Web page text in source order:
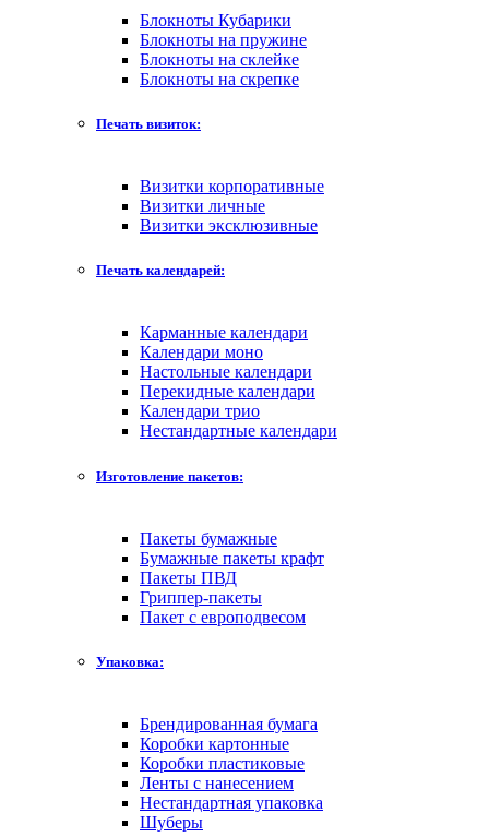
Блокноты Кубарики
Блокноты на пружине
Блокноты на склейке
Блокноты на скрепке
Печать визиток:
Визитки корпоративные
Визитки личные
Визитки эксклюзивные
Печать календарей:
Карманные календари
Календари моно
Настольные календари
Перекидные календари
Календари трио
Нестандартные календари
Изготовление пакетов:
Пакеты бумажные
Бумажные пакеты крафт
Пакеты ПВД
Гриппер-пакеты
Пакет с европодвесом
Упаковка:
Брендированная бумага
Коробки картонные
Коробки пластиковые
Ленты с нанесением
Нестандартная упаковка
Шуберы